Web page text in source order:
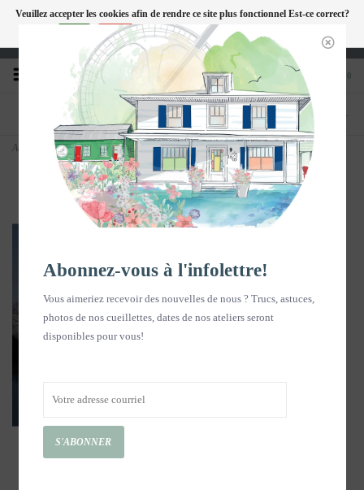
FC
Heures d'ouverture : Disponible sur Google
0
TÉLÉPHONE
418-240-6181
BOUTIQUE
1603, chemin des Coudriers, L'Isle-aux-
Coudres
Accueil Affiche - Arbre et montagne 11 x 14- horizontal
Veuillez accepter les cookies afin de rendre ce site plus fonctionnel Est-ce correct?
Non En savoir plus sur les témoins (cookies) »
Abonnez-vous à l'infolettre!
Vous aimeriez recevoir des nouvelles de nous ? Trucs, astuces,
photos de nos cueillettes, dates de nos ateliers seront
disponibles pour vous!
S'ABONNER